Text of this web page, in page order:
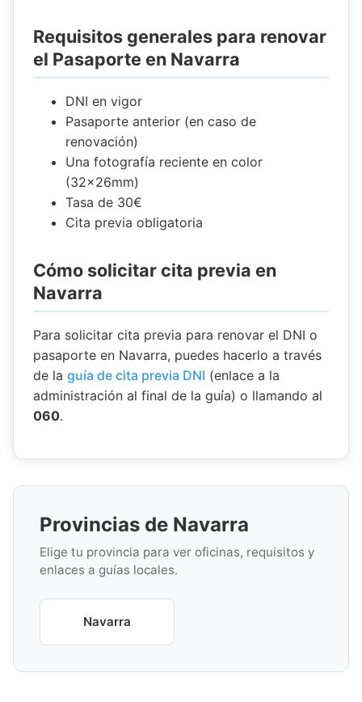
Requisitos generales para renovar
el Pasaporte en Navarra
DNI en vigor
Pasaporte anterior (en caso de
renovación)
Una fotografía reciente en color
(32x26mm)
Tasa de 30€
Cita previa obligatoria
Cómo solicitar cita previa en
Navarra
Para solicitar cita previa para renovar el DNI o
pasaporte en Navarra, puedes hacerlo a través
de la guía de cita previa DNI (enlace a la
administración al final de la guía) o llamando al
060.
Provincias de Navarra
Elige tu provincia para ver oficinas, requisitos y
enlaces a guías locales.
Navarra